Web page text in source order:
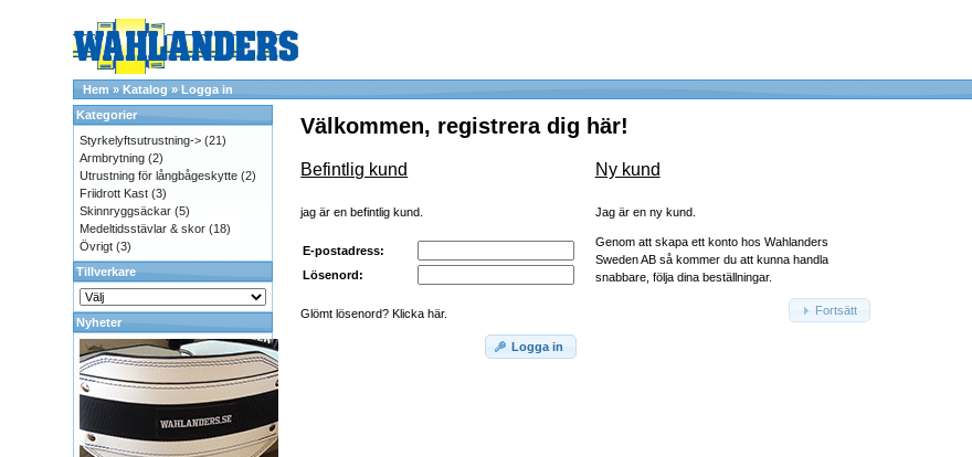
Hem »Katalog »Logga in
Välkommen, registrera dig här!
Befintlig kund
jag är en befintlig kund.
E-postadress:
Lösenord:
Glömt lösenord? Klicka här.
Logga in
Ny kund
Jag är en ny kund.
Genom att skapa ett konto hos Wahlanders
Sweden AB så kommer du att kunna handla
snabbare, följa dina beställningar.
Fortsätt
Kategorier
Styrkelyftsutrustning-> (21)
Armbrytning (2)
Utrustning för långbågeskytte (2)
Friidrott Kast (3)
Skinnryggsäckar (5)
Medeltidsstävlar & skor (18)
Övrigt (3)
Tillverkare
Nyheter